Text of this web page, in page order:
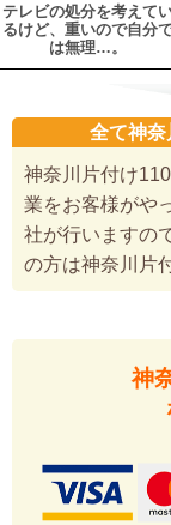
テレビの処分を考えて
るけど、重いので自分
は無理…。
全て神奈
神奈川片付け
業をお客様がや
社が行いますの
の方は神奈川片
神